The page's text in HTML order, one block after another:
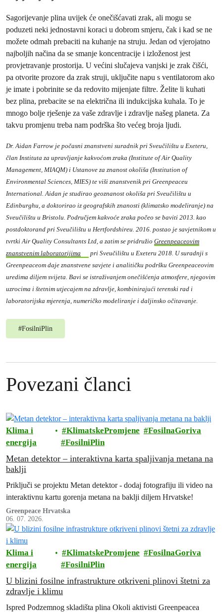
Sagorijevanje plina uvijek će onečišćavati zrak, ali mogu se
poduzeti neki jednostavni koraci u dobrom smjeru, čak i kad se ne
možete odmah prebaciti na kuhanje na struju. Jedan od vjerojatno
najboljih načina da se smanje koncentracije i izloženost jest
provjetravanje prostorija. U većini slučajeva vanjski je zrak čišći,
pa otvorite prozore da zrak struji, uključite napu s ventilatorom ako
je imate i pobrinite se da redovito mijenjate filtre. Želite li kuhati
bez plina, prebacite se na električna ili indukcijska kuhala. To je
mnogo bolje rješenje za vaše zdravlje i zdravlje našeg planeta. Za
takvu promjenu treba nam podrška što većeg broja ljudi.
Dr. Aidan Farrow je počasni znanstveni suradnik pri Sveučilištu u Exeteru,
član Instituta za upravljanje kakvoćom zraka (Institute of Air Quality
Management, MIAQM) i Ustanove za znanost okoliša (Institution of
Environmental Sciences, MIES) te viši znanstvenik pri Greenpeaceu
International. Aidan je studirao geoznanost okoliša pri Sveučilištu u
Edinburghu, a doktorirao iz geografskih znanosti (klimatsko modeliranje) na
Sveučilištu u Bristolu. Područjem kakvoće zraka počeo se baviti 2013. kao
postdoktorand pri Sveučilištu u Hertfordshireu. 2016. postao je savjetnikom u
tvrtki Air Quality Consultants Ltd, a zatim se pridružio Greenpeaceovim
znanstvenim laboratorijima
pri Sveučilištu u Exeteru 2018. U suradnji s
Greenpeaceom daje znanstvene savjete i analitičku podršku Greenpeaceovim
uredima diljem svijeta. Bavi se istraživanjem onečišćenja atmosfere, njegovim
uzrocima i štetnim utjecajem na zdravlje, kombinirajući terenski rad i
laboratorijska mjerenja, numeričko modeliranje i daljinsko očitavanje.
#FosilniPlin
Povezani članci
Klima i
energija
KlimatskePromjene
FosilnaGoriva
FosilniPlin
Metan detektor – interaktivna karta spaljivanja metana na
baklji
Priključi se projektu Metan detektor - dodaj fotografiju ili video na
interaktivnu kartu gorenja metana na baklji diljem Hrvatske!
Greenpeace Hrvatska
06. 07. 2026.
Klima i
energija
KlimatskePromjene
FosilnaGoriva
FosilniPlin
U blizini fosilne infrastrukture otkriveni plinovi štetni za
zdravlje i klimu
Ispred Podzemnog skladišta plina Okoli aktivisti Greenpeacea